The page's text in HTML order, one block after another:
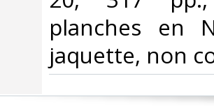
planches en
jaquette, non